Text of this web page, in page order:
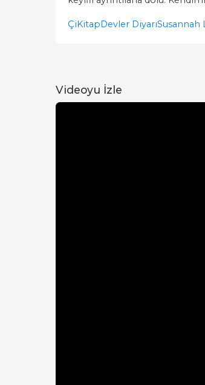
ÇiKitapDevler DiyarıSusannah
Videoyu İzle